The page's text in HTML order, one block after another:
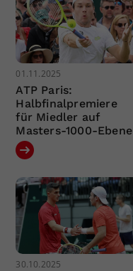
01.11.2025
ATP Paris:
Halbfinalpremiere
für Miedler auf
Masters-1000-Ebene
30.10.2025